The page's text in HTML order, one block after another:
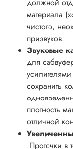
должной
материала
чистого,
призвуков.
Звуковые
для
сохранить
плотность
отличной
Проточки в